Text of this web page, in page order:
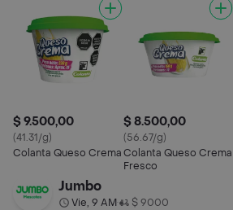
$ 9.500,00
(41.31/g)
Colanta Queso Crema
$ 8.500,00
(56.67/g)
Colanta Queso Crema
Fresco
Jumbo
Vie, 9 AM• $ 9000